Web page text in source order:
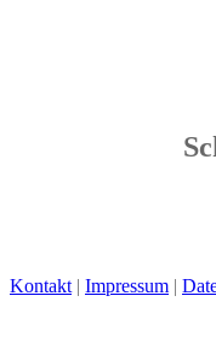
Kontakt | Impressum |